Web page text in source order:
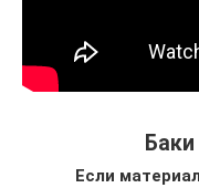
Если